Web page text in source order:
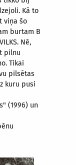
Kā to
viņa šo
burtam B
Nē,
pilnu
Tikai
pilsētas
kuru pusi
(1996) un